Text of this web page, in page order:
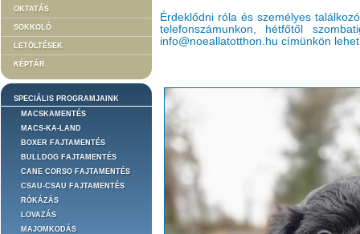
OKTATÁS
SOKKOLÓ
LETÖLTÉSEK
KÉPTÁR
SPECIÁLIS PROGRAMJAINK
MACSKAMENTÉS
MACS-KA-LAND
BOXER FAJTAMENTÉS
BULLDOG FAJTAMENTÉS
CANE CORSO FAJTAMENTÉS
CSAU-CSAU FAJTAMENTÉS
RÓKÁZÁS
LOVAZÁS
MAJOMKODÁS
Érdeklődni róla és személyes
telefonszámunkon, hétfőtől
info@noeallatotthon.hu címünkön